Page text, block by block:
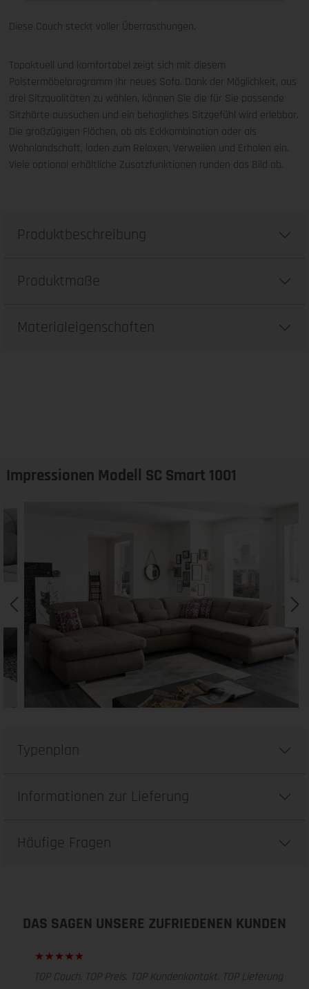
Diese Couch steckt voller Überraschungen.
Topaktuell und komfortabel zeigt sich mit diesem
Polstermöbelprogramm Ihr neues Sofa. Dank der Möglichkeit, aus
drei Sitzqualitäten zu wählen, können Sie die für Sie passende
Sitzhärte aussuchen und ein behagliches Sitzgefühl wird erlebbar.
Die großzügigen Flächen, ob als Eckkombination oder als
Wohnlandschaft, laden zum Relaxen, Verweilen und Erholen ein.
Viele optional erhältliche Zusatzfunktionen runden das Bild ab.
Produktbeschreibung
Produktmaße
Materialeigenschaften
Impressionen Modell SC Smart 1001
Typenplan
Informationen zur Lieferung
Häufige Fragen
DAS SAGEN UNSERE ZUFRIEDENEN KUNDEN
TOP Couch. TOP Preis. TOP Kundenkontakt. TOP Lieferung